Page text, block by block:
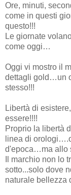
Ore, minuti,
come in questi
questo!!!
Le giornate
come oggi…
Oggi vi mostro il
dettagli gold…un
stesso!!!
Libertà di
essere!!!!
Proprio la libertà
linea di
d'epoca…ma allo
Il marchio non lo
sotto...solo dove
naturale bellezza